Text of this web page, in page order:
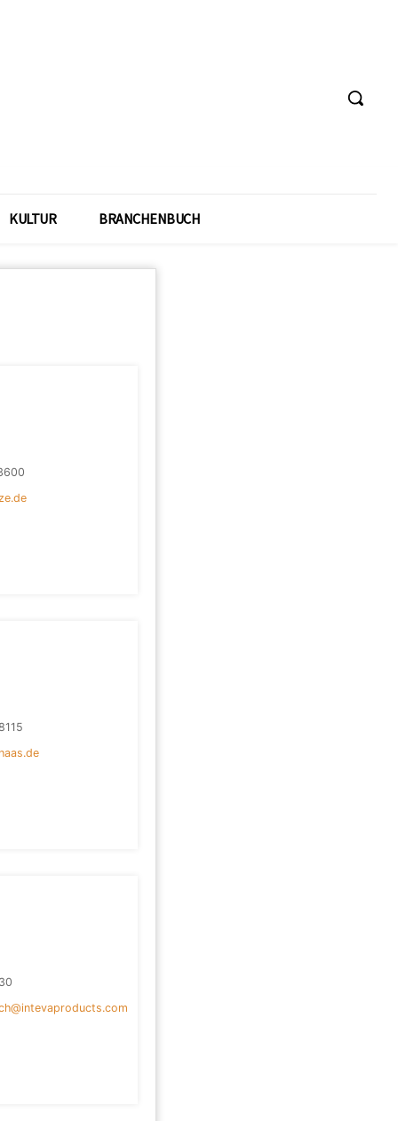
KULTUR BRANCHENBUCH